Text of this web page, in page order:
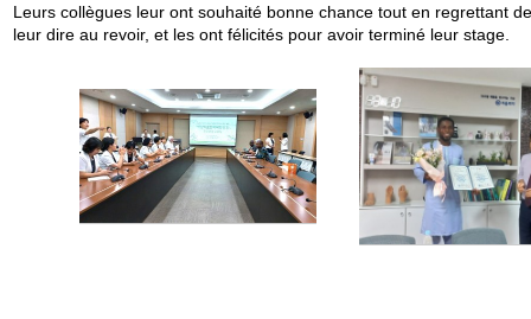
Leurs collègues leur ont souhaité bonne chance tout en regrettant
leur dire au revoir, et les ont félicités pour avoir terminé leur stage.